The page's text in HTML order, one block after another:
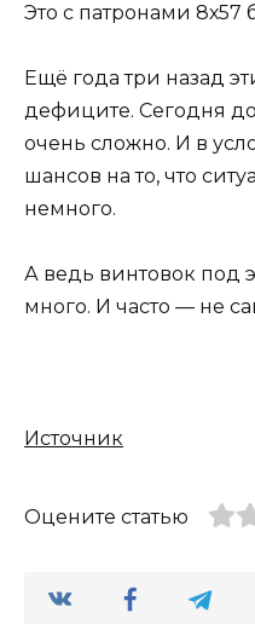
Это с патронами 8х57
Ещё года три назад
дефиците. Сегодня
очень сложно. И в
шансов на то, что
немного.
А ведь винтовок под
много. И часто — не
Источник
Оцените статью